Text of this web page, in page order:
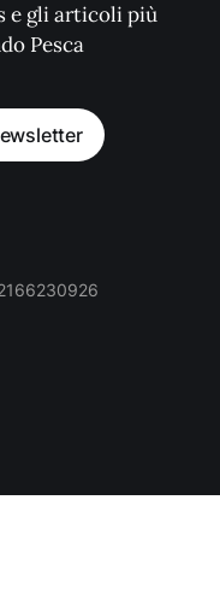
e gli articoli più
Pesca